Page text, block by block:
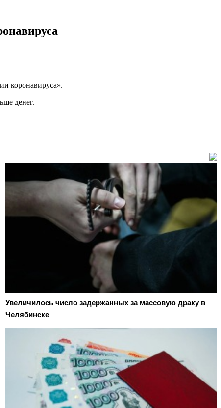
коронавируса».
денег.
Увеличилось число задержанных за массовую драку в
Челябинске